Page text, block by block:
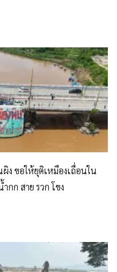
ง ขอให้ยุติเหมืองเถื่อนใน
ก สาย รวก โขง